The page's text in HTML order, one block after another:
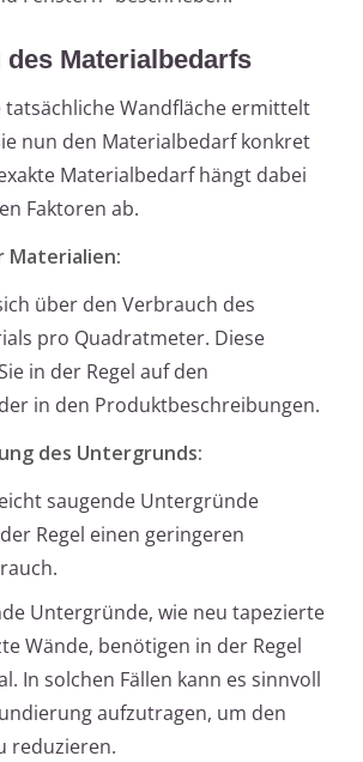
Materialbedarfs
tatsächliche Wandfläche ermittelt
nun den Materialbedarf konkret
Materialbedarf hängt dabei
Faktoren ab.
Materialien:
über den Verbrauch des
pro Quadratmeter. Diese
in der Regel auf den
in den Produktbeschreibungen.
des Untergrunds:
saugende Untergründe
Regel einen geringeren
Untergründe, wie neu tapezierte
Wände, benötigen in der Regel
In solchen Fällen kann es sinnvoll
aufzutragen, um den
reduzieren.